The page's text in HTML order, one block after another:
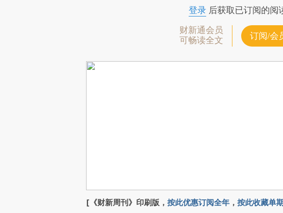
登录后获取已订阅的阅
财新通会员
可畅读全文
订阅/会
[《财新周刊》印刷版， 按此优惠订阅全年 ， 按此收藏单